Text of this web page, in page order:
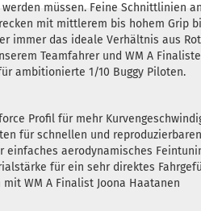
müssen. Feine Schnittlinien
mit mittlerem bis hohem Grip
immer das ideale Verhältnis aus
Teamfahrer und WM A
ambitionierte 1/10 Buggy Piloten.
Profil für mehr
für schnellen und
einfaches aerodynamisches
für ein sehr direktes
WM A Finalist Joona Haatanen